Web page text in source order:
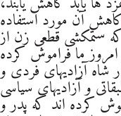
آن مورد استفاده
ستمکشی قطعی زن از
ما فراموش کرده
آزادیهای فردی و
و آزادیهای سیاسی
کرده اند که پدر و